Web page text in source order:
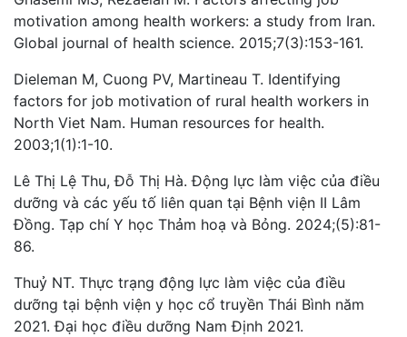
motivation among health workers: a study from Iran.
Global journal of health science. 2015;7(3):153-161.
Dieleman M, Cuong PV, Martineau T. Identifying
factors for job motivation of rural health workers in
North Viet Nam. Human resources for health.
2003;1(1):1-10.
Lê Thị Lệ Thu, Đỗ Thị Hà. Động lực làm việc của điều
dưỡng và các yếu tố liên quan tại Bệnh viện II Lâm
Đồng. Tạp chí Y học Thảm hoạ và Bỏng. 2024;(5):81-
86.
Thuỷ NT. Thực trạng động lực làm việc của điều
dưỡng tại bệnh viện y học cổ truyền Thái Bình năm
2021. Đại học điều dưỡng Nam Định 2021.